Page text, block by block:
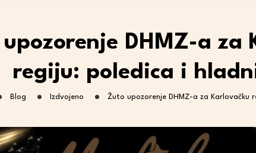
DHMZ-a za
regiju: poledica i
Blog Izdvojeno Žuto upozorenje DHMZ-a za Karlovačku